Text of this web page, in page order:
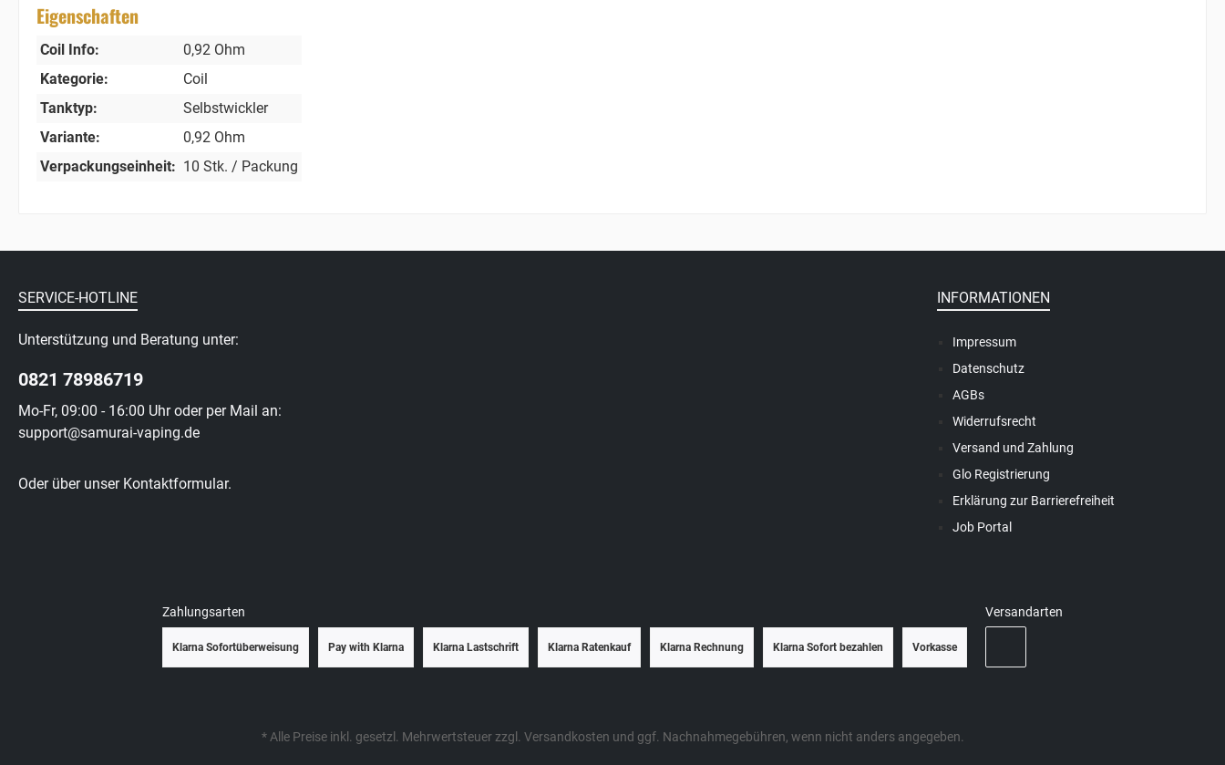
Eigenschaften
Coil Info:
0,92 Ohm
Kategorie:
Coil
Tanktyp:
Selbstwickler
Variante:
0,92 Ohm
Verpackungseinheit: 10 Stk. / Packung
SERVICE-HOTLINE
Unterstützung und Beratung unter:
0821 78986719
Mo-Fr, 09:00 - 16:00 Uhr oder per Mail an:
support@samurai-vaping.de
Oder über unser Kontaktformular.
INFORMATIONEN
Impressum
Datenschutz
AGBs
Widerrufsrecht
Versand und Zahlung
Glo Registrierung
Erklärung zur Barrierefreiheit
Job Portal
Zahlungsarten
Klarna Sofortüberweisung Pay with Klarna Klarna Lastschrift Klarna Ratenkauf Klarna Rechnung Klarna Sofort bezahlen Vorkasse
Versandarten
* Alle Preise inkl. gesetzl. Mehrwertsteuer zzgl. Versandkosten und ggf. Nachnahmegebühren, wenn nicht anders angegeben.